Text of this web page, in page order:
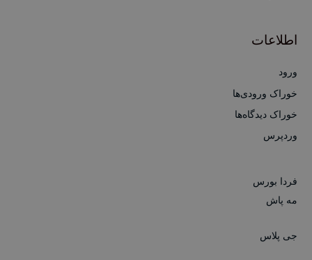
اطلاعات
ورود
خوراک ورودی‌ها
خوراک دیدگاه‌ها
وردپرس
فردا بورس
مه پاش
جی پلاس